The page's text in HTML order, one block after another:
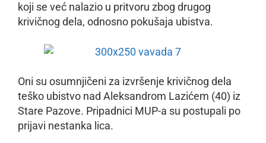
koji se već nalazio u pritvoru zbog drugog
krivičnog dela, odnosno pokušaja ubistva.
Oni su osumnjičeni za izvršenje krivičnog dela
teško ubistvo nad Aleksandrom Lazićem (40) iz
Stare Pazove. Pripadnici MUP-a su postupali po
prijavi nestanka lica.